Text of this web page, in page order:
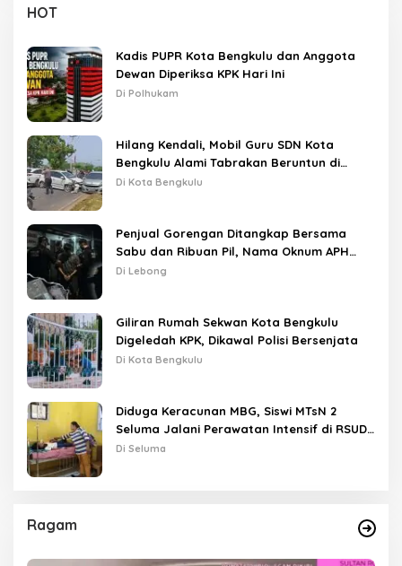
HOT
Kadis PUPR Kota Bengkulu dan Anggota
Dewan Diperiksa KPK Hari Ini
Di Polhukam
Hilang Kendali, Mobil Guru SDN Kota
Bengkulu Alami Tabrakan Beruntun di
Lampu Merah
Di Kota Bengkulu
Penjual Gorengan Ditangkap Bersama
Sabu dan Ribuan Pil, Nama Oknum APH
Disebut Saat Interogasi
Di Lebong
Giliran Rumah Sekwan Kota Bengkulu
Digeledah KPK, Dikawal Polisi Bersenjata
Di Kota Bengkulu
Diduga Keracunan MBG, Siswi MTsN 2
Seluma Jalani Perawatan Intensif di RSUD
Tais
Di Seluma
Ragam